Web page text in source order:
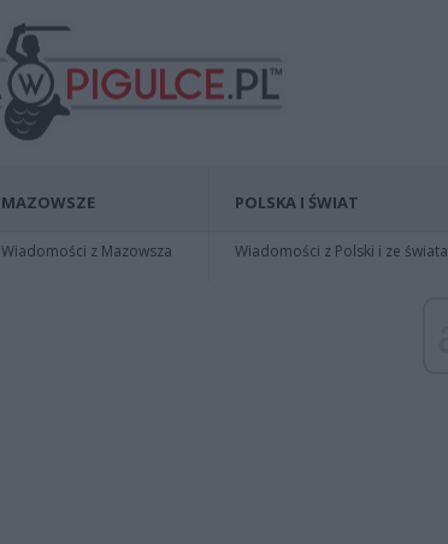
MAZOWSZE
Wiadomości z Mazowsza
POLSKA I ŚWIAT
Wiadomości z Polski i ze świata